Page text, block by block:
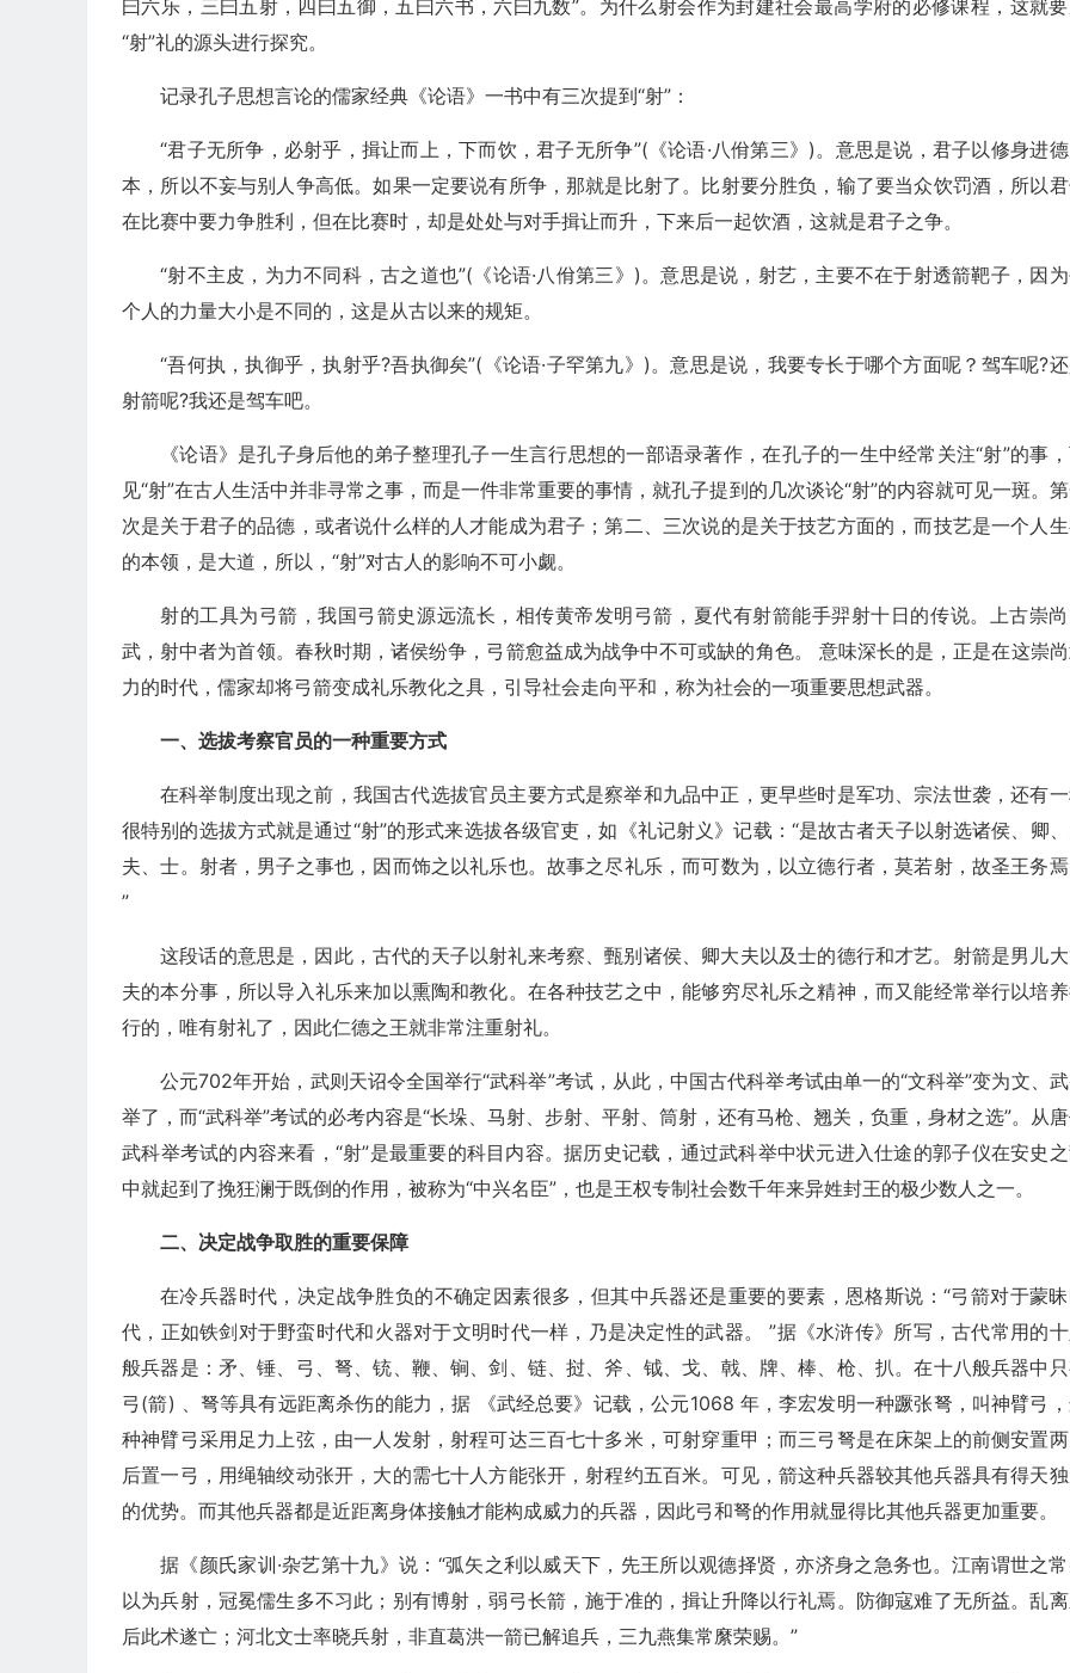
曰六乐，三曰五射，四曰五御，五曰六书，六曰九数”。为什么射会作为封建社会最高学府的必修课程，这就
“射”礼的源头进行探究。
记录孔子思想言论的儒家经典《论语》一书中有三次提到“射”：
“君子无所争，必射乎，揖让而上，下而饮，君子无所争”(《论语·八佾第三》)。意思是说，君子以修身进
本，所以不妄与别人争高低。如果一定要说有所争，那就是比射了。比射要分胜负，输了要当众饮罚酒，所以
在比赛中要力争胜利，但在比赛时，却是处处与对手揖让而升，下来后一起饮酒，这就是君子之争。
“射不主皮，为力不同科，古之道也”(《论语·八佾第三》)。意思是说，射艺，主要不在于射透箭靶子，因
个人的力量大小是不同的，这是从古以来的规矩。
“吾何执，执御乎，执射乎?吾执御矣”(《论语·子罕第九》)。意思是说，我要专长于哪个方面呢？驾车呢?
射箭呢?我还是驾车吧。
《论语》是孔子身后他的弟子整理孔子一生言行思想的一部语录著作，在孔子的一生中经常关注“射”的事
见“射”在古人生活中并非寻常之事，而是一件非常重要的事情，就孔子提到的几次谈论“射”的内容就可见一斑。
次是关于君子的品德，或者说什么样的人才能成为君子；第二、三次说的是关于技艺方面的，而技艺是一个人
的本领，是大道，所以，“射”对古人的影响不可小觑。
射的工具为弓箭，我国弓箭史源远流长，相传黄帝发明弓箭，夏代有射箭能手羿射十日的传说。上古崇尚
武，射中者为首领。春秋时期，诸侯纷争，弓箭愈益成为战争中不可或缺的角色。 意味深长的是，正是在这崇
力的时代，儒家却将弓箭变成礼乐教化之具，引导社会走向平和，称为社会的一项重要思想武器。
一、选拔考察官员的一种重要方式
在科举制度出现之前，我国古代选拔官员主要方式是察举和九品中正，更早些时是军功、宗法世袭，还有
很特别的选拔方式就是通过“射”的形式来选拔各级官吏，如《礼记射义》记载：“是故古者天子以射选诸侯、卿
夫、士。射者，男子之事也，因而饰之以礼乐也。故事之尽礼乐，而可数为，以立德行者，莫若射，故圣王务焉
”
这段话的意思是，因此，古代的天子以射礼来考察、甄别诸侯、卿大夫以及士的德行和才艺。射箭是男儿
夫的本分事，所以导入礼乐来加以熏陶和教化。在各种技艺之中，能够穷尽礼乐之精神，而又能经常举行以培
行的，唯有射礼了，因此仁德之王就非常注重射礼。
公元702年开始，武则天诏令全国举行“武科举”考试，从此，中国古代科举考试由单一的“文科举”变为文、
举了，而“武科举”考试的必考内容是“长垛、马射、步射、平射、筒射，还有马枪、翘关，负重，身材之选”。从
武科举考试的内容来看，“射”是最重要的科目内容。据历史记载，通过武科举中状元进入仕途的郭子仪在安史
中就起到了挽狂澜于既倒的作用，被称为“中兴名臣”，也是王权专制社会数千年来异姓封王的极少数人之一。
二、决定战争取胜的重要保障
在冷兵器时代，决定战争胜负的不确定因素很多，但其中兵器还是重要的要素，恩格斯说：“弓箭对于蒙
代，正如铁剑对于野蛮时代和火器对于文明时代一样，乃是决定性的武器。 ”据《水浒传》所写，古代常用的
般兵器是：矛、锤、弓、弩、铳、鞭、锏、剑、链、挝、斧、钺、戈、戟、牌、棒、枪、扒。在十八般兵器中
弓(箭) 、弩等具有远距离杀伤的能力，据 《武经总要》记载，公元1068 年，李宏发明一种蹶张弩，叫神臂弓
种神臂弓采用足力上弦，由一人发射，射程可达三百七十多米，可射穿重甲；而三弓弩是在床架上的前侧安置
后置一弓，用绳轴绞动张开，大的需七十人方能张开，射程约五百米。可见，箭这种兵器较其他兵器具有得天
的优势。而其他兵器都是近距离身体接触才能构成威力的兵器，因此弓和弩的作用就显得比其他兵器更加重要。
据《颜氏家训·杂艺第十九》说：“弧矢之利以威天下，先王所以观德择贤，亦济身之急务也。江南谓世之
以为兵射，冠冕儒生多不习此；别有博射，弱弓长箭，施于准的，揖让升降以行礼焉。防御寇难了无所益。乱
后此术遂亡；河北文士率晓兵射，非直葛洪一箭已解追兵，三九燕集常縻荣赐。”